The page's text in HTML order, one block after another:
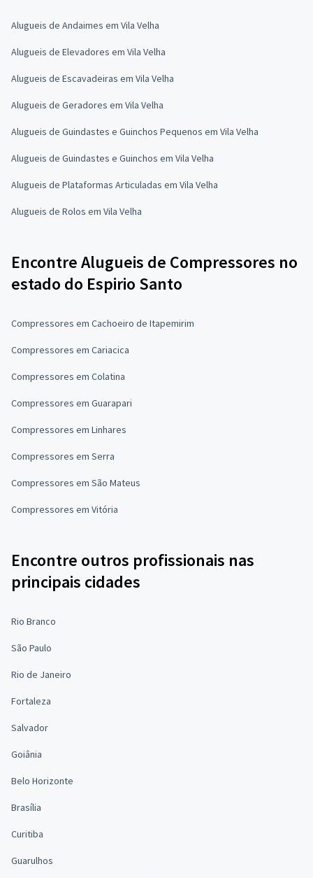
Alugueis de Andaimes em Vila Velha
Alugueis de Elevadores em Vila Velha
Alugueis de Escavadeiras em Vila Velha
Alugueis de Geradores em Vila Velha
Alugueis de Guindastes e Guinchos Pequenos em Vila Velha
Alugueis de Guindastes e Guinchos em Vila Velha
Alugueis de Plataformas Articuladas em Vila Velha
Alugueis de Rolos em Vila Velha
Encontre Alugueis de Compressores no
estado do Espirio Santo
Compressores em Cachoeiro de Itapemirim
Compressores em Cariacica
Compressores em Colatina
Compressores em Guarapari
Compressores em Linhares
Compressores em Serra
Compressores em São Mateus
Compressores em Vitória
Encontre outros profissionais nas
principais cidades
Rio Branco
São Paulo
Rio de Janeiro
Fortaleza
Salvador
Goiânia
Belo Horizonte
Brasília
Curitiba
Guarulhos